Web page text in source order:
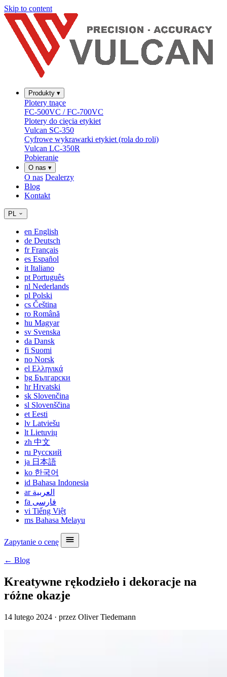
Skip to content
Produkty ▾
Plotery tnące
FC-500VC / FC-700VC
Plotery do cięcia etykiet
Vulcan SC-350
Cyfrowe wykrawarki etykiet (rola do roli)
Vulcan LC-350R
Pobieranie
O nas ▾
O nas Dealerzy
Blog
Kontakt
PL
en English
de Deutsch
frFrançais
es Español
it Italiano
pt Português
nl Nederlands
pl Polski
cs Čeština
ro Română
hu Magyar
sv Svenska
da Dansk
fi Suomi
no Norsk
el Ελληνικά
bg Български
hrHrvatski
sk Slovenčina
sl Slovenščina
et Eesti
lv Latviešu
lt Lietuvių
zh 中文
ru Русский
ja 日本語
ko 한국어
id Bahasa Indonesia
ar العربية
fa فارسی
vi Tiếng Việt
ms Bahasa Melayu
Zapytanie o cenę
← Blog
Kreatywne rękodzieło i dekoracje na
różne okazje
14 lutego 2024 · przez Oliver Tiedemann